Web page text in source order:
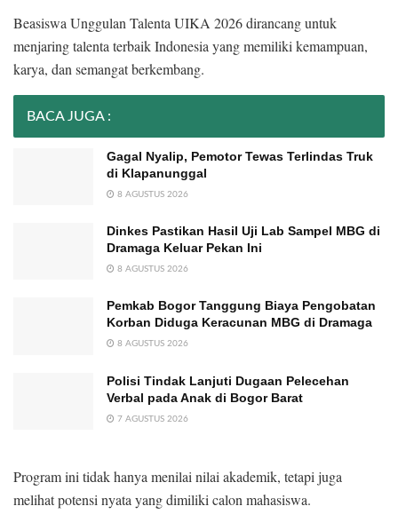
Beasiswa Unggulan Talenta UIKA 2026 dirancang untuk
menjaring talenta terbaik Indonesia yang memiliki kemampuan,
karya, dan semangat berkembang.
BACA JUGA :
Gagal Nyalip, Pemotor Tewas Terlindas Truk
di Klapanunggal
8 AGUSTUS 2026
Dinkes Pastikan Hasil Uji Lab Sampel MBG di
Dramaga Keluar Pekan Ini
8 AGUSTUS 2026
Pemkab Bogor Tanggung Biaya Pengobatan
Korban Diduga Keracunan MBG di Dramaga
8 AGUSTUS 2026
Polisi Tindak Lanjuti Dugaan Pelecehan
Verbal pada Anak di Bogor Barat
7 AGUSTUS 2026
Program ini tidak hanya menilai nilai akademik, tetapi juga
melihat potensi nyata yang dimiliki calon mahasiswa.